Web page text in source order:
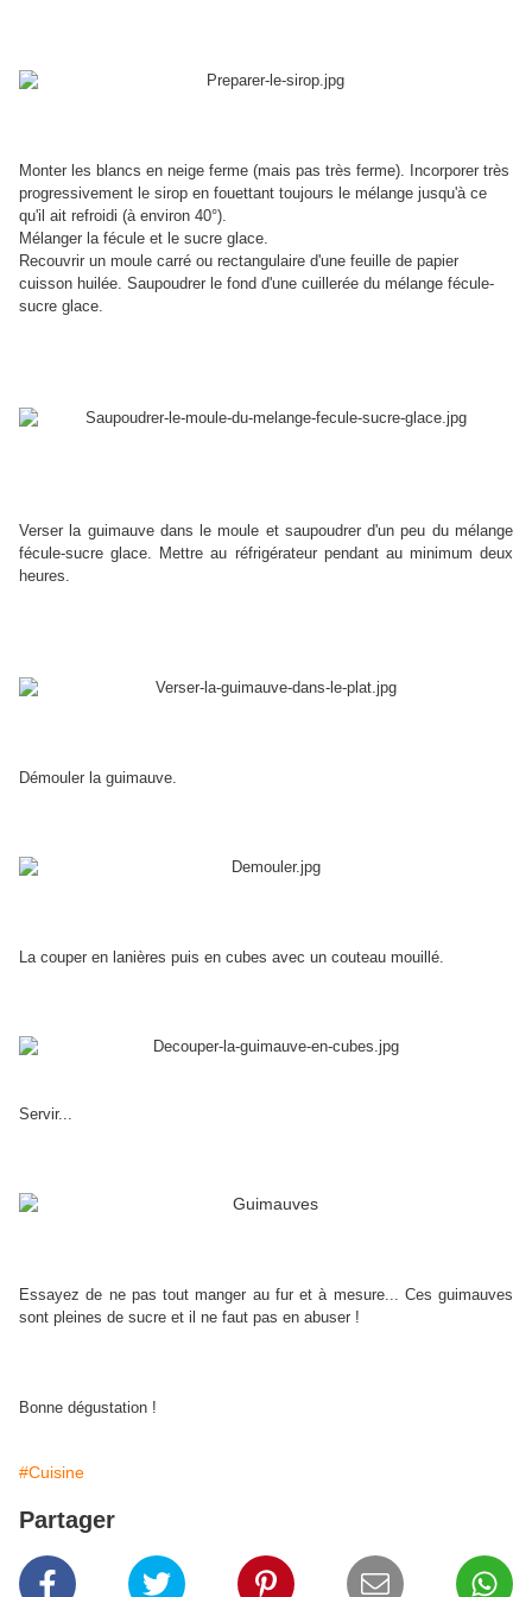
Monter les blancs en neige ferme (mais pas très ferme). Incorporer très
progressivement le sirop en fouettant toujours le mélange jusqu'à ce
qu'il ait refroidi (à environ 40°).
Mélanger la fécule et le sucre glace.
Recouvrir un moule carré ou rectangulaire d'une feuille de papier
cuisson huilée. Saupoudrer le fond d'une cuillerée du mélange fécule-
sucre glace.
Verser la guimauve dans le moule et saupoudrer d'un peu du mélange
fécule-sucre glace. Mettre au réfrigérateur pendant au minimum deux
heures.
Démouler la guimauve.
La couper en lanières puis en cubes avec un couteau mouillé.
Servir...
Essayez de ne pas tout manger au fur et à mesure... Ces guimauves
sont pleines de sucre et il ne faut pas en abuser !
Bonne dégustation !
#Cuisine
Partager